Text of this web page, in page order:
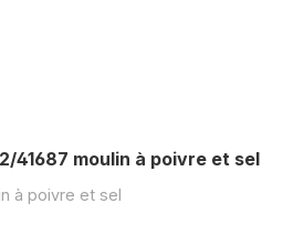
41687 moulin à poivre et sel
à poivre et sel